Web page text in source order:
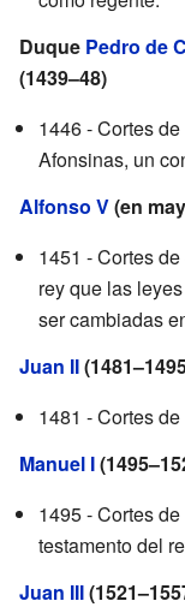
Duque Pedro de
(1439–48)
1446 - Cortes de
Afonsinas, un
Alfonso V(en
1451 - Cortes
rey que las
ser cambiadas
Juan II
1481 - Cortes de
Manuel I
1495 - Cortes
testamento del
Juan III